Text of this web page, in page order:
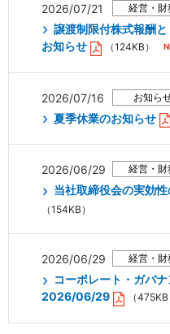
2026/07/21
譲渡制限付株式報酬
お知らせ
（124KB）
2026/07/16
夏季休業のお知らせ
2026/06/29
当社取締役会の実効
（154KB）
2026/06/29
コーポレート・ガバ
2026/06/29
（475KB